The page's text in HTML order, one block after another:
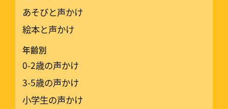
あそびと声かけ
絵本と声かけ
年齢別
0-2歳の声かけ
3-5歳の声かけ
小学生の声かけ